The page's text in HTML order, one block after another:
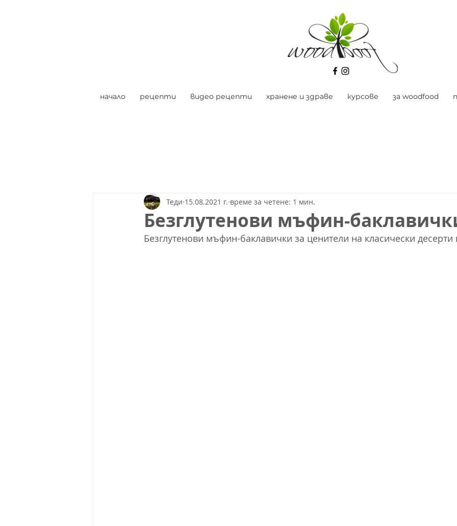
начало рецепти видео рецепти хранене и здраве курсове за woodfood
Безглутенови мъфин-
Теди 15.08.2021 г. време за четене: 1 мин.
Безглутенови мъфин-баклавички за ценители на класически